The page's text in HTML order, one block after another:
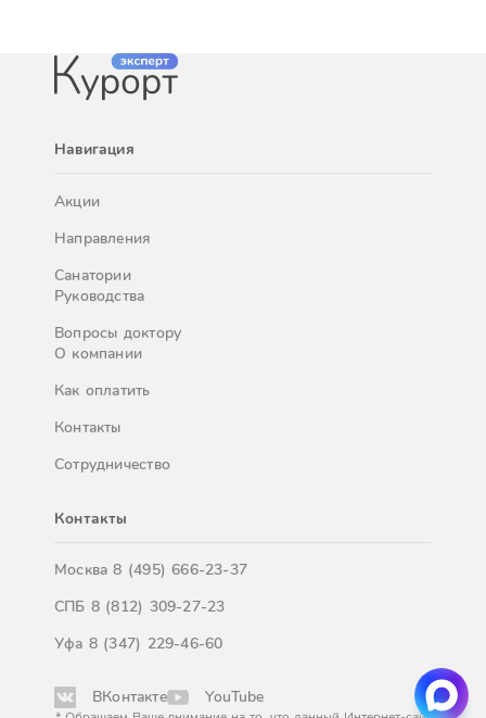
Навигация
Акции
Направления
Санатории
Руководства
Вопросы доктору
О компании
Как оплатить
Контакты
Сотрудничество
Контакты
Москва8 (495) 666-23-37
СПБ 8 (812) 309-27-23
Уфа 8 (347) 229-46-60
ВКонтакте YouTube